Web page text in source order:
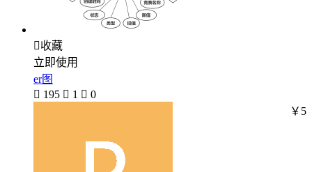
收藏
立即使用
er图
 195  1  0
￥5